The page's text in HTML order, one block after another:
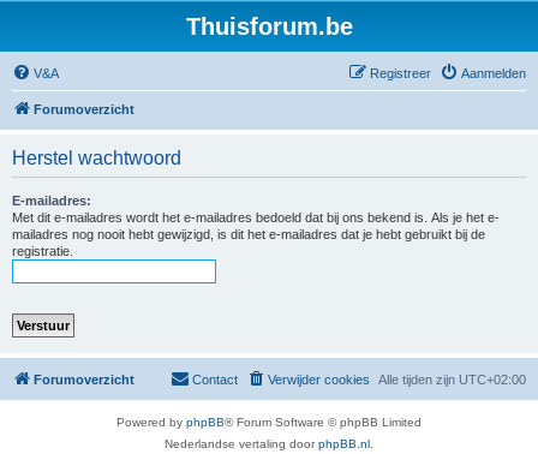
Thuisforum.be
V&A Aanmelden
Registreer
Forumoverzicht
Herstel wachtwoord
E-mailadres:
Met dit e-mailadres wordt het e-mailadres bedoeld dat bij ons bekend is. Als je het e-
mailadres nog nooit hebt gewijzigd, is dit het e-mailadres dat je hebt gebruikt bij de
registratie.
Forumoverzicht Alle tijden zijn UTC+02:00
Verwijder cookies
Contact
Powered by phpBB® Forum Software © phpBB Limited
Nederlandse vertaling doorphpBB.nl